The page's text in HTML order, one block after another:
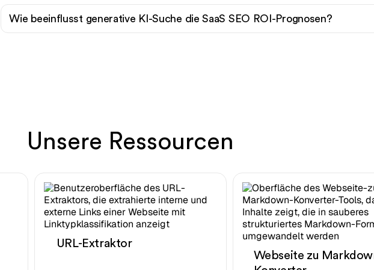
Wie beeinflusst generative KI-Suche die SaaS SEO ROI-Prognosen?
Unsere Ressourcen
URL-Extraktor
Webseite zu